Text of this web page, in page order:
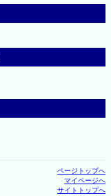
ページトップへ
マイページへ
サイトトップへ